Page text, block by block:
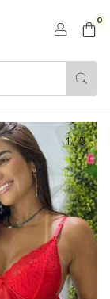
0
1/5